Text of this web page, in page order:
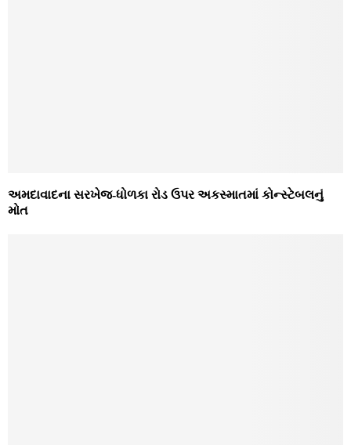
અમદાવાદના સરખેજ-ધોળકા રોડ ઉપર અકસ્‍માતમાં કોન્‍સ્‍ટેબલનું
મોત